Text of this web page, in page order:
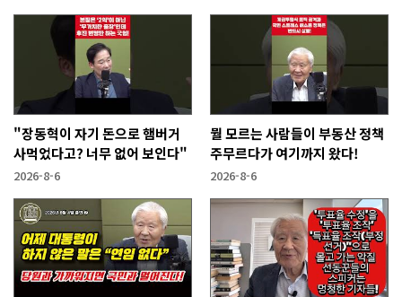
"장동혁이 자기 돈으로 햄버거
사먹었다고? 너무 없어 보인다"
2026-8-6
뭘 모르는 사람들이 부동산 정책
주무르다가 여기까지 왔다!
2026-8-6